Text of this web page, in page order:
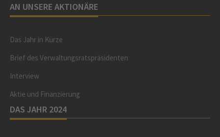
AN UNSERE AKTIONÄRE
Das Jahr in Kürze
Brief des Verwaltungsratspräsidenten
Interview
Aktie und Finanzierung
DAS JAHR 2024